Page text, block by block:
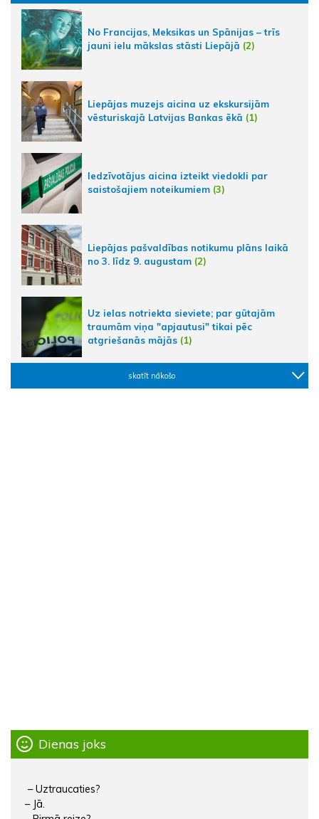
No Francijas, Meksikas un Spānijas – trīs
jauni ielu mākslas stāsti Liepājā (2)
Liepājas muzejs aicina uz ekskursijām
vēsturiskajā Latvijas Bankas ēkā (1)
Iedzīvotājus aicina izteikt viedokli par
saistošajiem noteikumiem (3)
Liepājas pašvaldības notikumu plāns laikā
no 3. līdz 9. augustam (2)
Uz ielas notriekta sieviete; par gūtajām
traumām viņa "apjautusi" tikai pēc
atgriešanās mājās (1)
skatīt nākošo
Dienas joks
– Uztraucaties?
– Jā.